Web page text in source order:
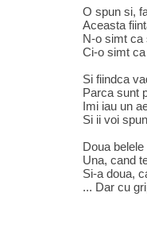
O spun si,
Aceasta
N-o simt ca
Ci-o simt
Si fiindca
Parca sunt
Imi iau un
Si ii voi
Doua
Una, cand
Si-a doua,
... Dar cu